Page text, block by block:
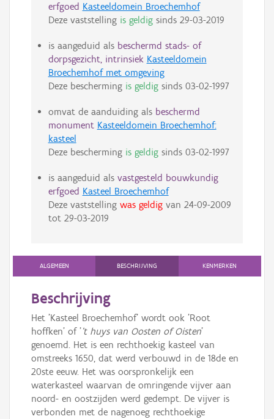
erfgoed Kasteeldomein Broechemhof
Deze vaststelling is geldigsinds 29-03-2019
is aangeduid als beschermd stads- of
dorpsgezicht, intrinsiek Kasteeldomein
Broechemhof met omgeving
Deze bescherming is geldigsinds 03-02-1997
omvat de aanduiding als beschermd
monument Kasteeldomein Broechemhof:
kasteel
Deze bescherming is geldigsinds 03-02-1997
is aangeduid als vastgesteld bouwkundig
erfgoed Kasteel Broechemhof
Deze vaststelling was geldigvan 24-09-2009
tot 29-03-2019
ALGEMEEN BESCHRIJVING KENMERKEN
Beschrijving
Het 'Kasteel Broechemhof' wordt ook 'Root
hoffken' of ''t huys van Oosten of Oisten'
genoemd. Het is een rechthoekig kasteel van
omstreeks 1650, dat werd verbouwd in de 18de en
20ste eeuw. Het was oorspronkelijk een
waterkasteel waarvan de omringende vijver aan
noord- en oostzijden werd gedempt. De vijver is
verbonden met de nagenoeg rechthoekige